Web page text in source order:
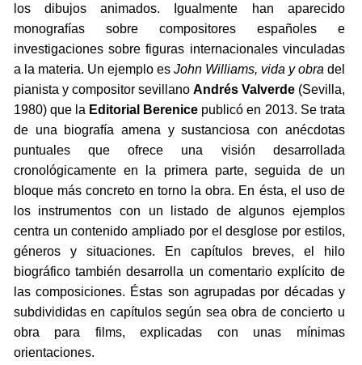
los dibujos animados. Igualmente han aparecido
monografías sobre compositores españoles e
investigaciones sobre figuras internacionales vinculadas
a la materia. Un ejemplo es John Williams, vida y obra del
pianista y compositor sevillano Andrés Valverde(Sevilla,
1980) que la Editorial Berenice publicó en 2013. Se trata
de una biografía amena y sustanciosa con anécdotas
puntuales que ofrece una visión desarrollada
cronológicamente en la primera parte, seguida de un
bloque más concreto en torno la obra. En ésta, el uso de
los instrumentos con un listado de algunos ejemplos
centra un contenido ampliado por el desglose por estilos,
géneros y situaciones. En capítulos breves, el hilo
biográfico también desarrolla un comentario explícito de
las composiciones. Éstas son agrupadas por décadas y
subdivididas en capítulos según sea obra de concierto u
obra para films, explicadas con unas mínimas
orientaciones.